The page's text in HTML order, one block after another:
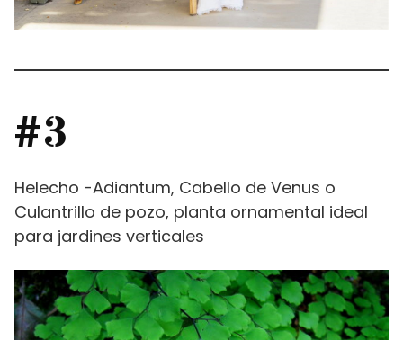
#3
Helecho -Adiantum, Cabello de Venus o
Culantrillo de pozo, planta ornamental ideal
para jardines verticales